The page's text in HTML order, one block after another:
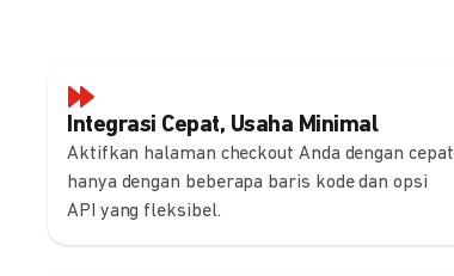
Integrasi Cepat, Usaha Minimal
Aktifkan halaman checkout Anda dengan cepat
hanya dengan beberapa baris kode dan opsi
API yang fleksibel.